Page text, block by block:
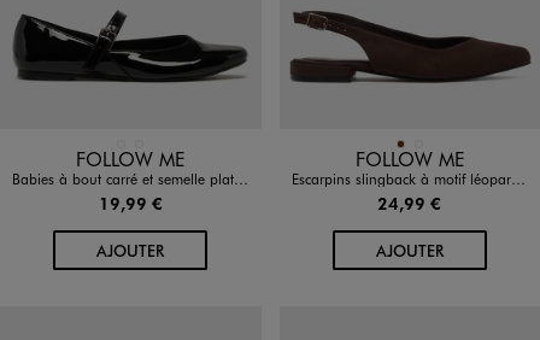
Disponible en 2 coloris
FOLLOW ME
Babies à bout carré et semelle plate femme
19,99 €
AJOUTERAU PANIER
Disponible en 2 coloris
MARRON
FOLLOW ME
Escarpins slingback à motif léopard et talon plat femme - Follow Me
24,99 €
AJOUTERAU PANIER